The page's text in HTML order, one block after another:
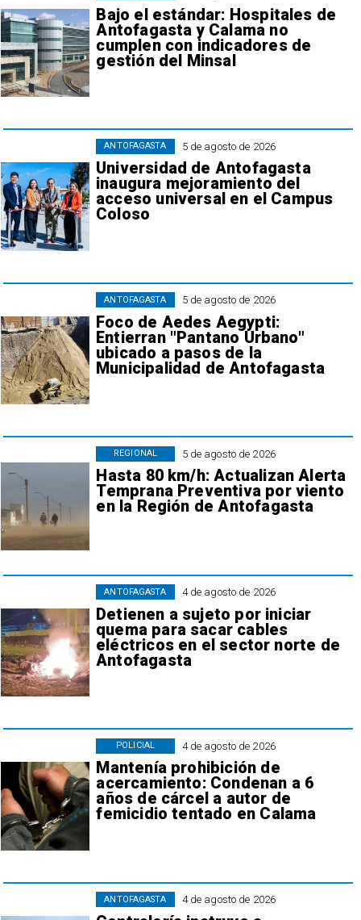
Bajo el estándar: Hospitales de
Antofagasta y Calama no
cumplen con indicadores de
gestión del Minsal
5 de agosto de 2026
Universidad de Antofagasta
inaugura mejoramiento del
acceso universal en el Campus
Coloso
ANTOFAGASTA
5 de agosto de 2026
Foco de Aedes Aegypti:
Entierran "Pantano Urbano"
ubicado a pasos de la
Municipalidad de Antofagasta
ANTOFAGASTA
5 de agosto de 2026
Hasta 80 km/h: Actualizan Alerta
Temprana Preventiva por viento
en la Región de Antofagasta
REGIONAL
4 de agosto de 2026
Detienen a sujeto por iniciar
quema para sacar cables
eléctricos en el sector norte de
Antofagasta
ANTOFAGASTA
4 de agosto de 2026
Mantenía prohibición de
acercamiento: Condenan a 6
años de cárcel a autor de
femicidio tentado en Calama
POLICIAL
4 de agosto de 2026
ANTOFAGASTA